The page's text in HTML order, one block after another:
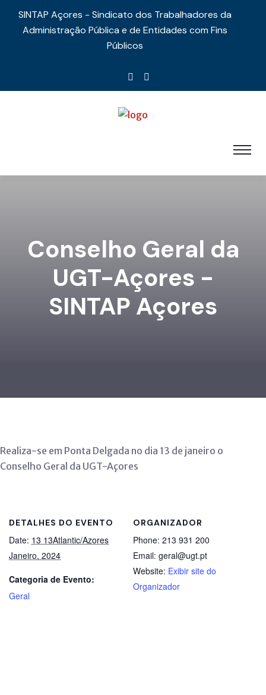
SINTAP Açores - Sindicato dos Trabalhadores da
Administração Pública e de Entidades com Fins
Públicos
Conselho Geral da
UGT-Açores -
SINTAP Açores
Realiza-se em Ponta Delgada no dia 13 de janeiro o
Conselho Geral da UGT-Açores
DETALHES DO EVENTO
Date: 13 13Atlantic/Azores
Janeiro, 2024
Categoria de Evento:
Geral
ORGANIZADOR
Phone: 213 931 200
Email: geral@ugt.pt
Website: Exibir site do
Organizador